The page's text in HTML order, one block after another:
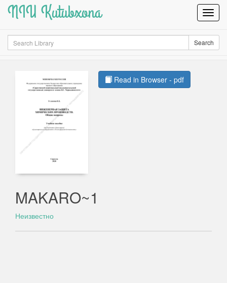
NIU Kutubxona
Search Search
Read in Browser - pdf
MAKARO~1
Неизвестно